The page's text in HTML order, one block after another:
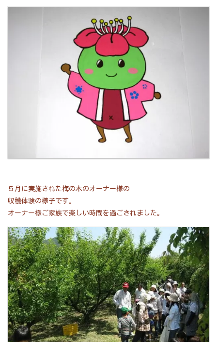
５月に実施された梅の木のオーナー様の
収穫体験の様子です。
オーナー様ご家族で楽しい時間を過ごされました。